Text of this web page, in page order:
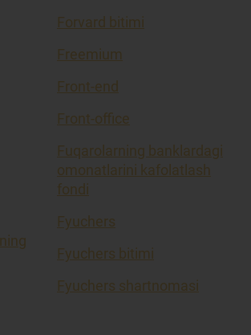
Forvard bitimi
Freemium
Front-end
Front-office
Fuqarolarning banklardagi
omonatlarini kafolatlash
fondi
Fyuchers
Fyuchers bitimi
Fyuchers shartnomasi